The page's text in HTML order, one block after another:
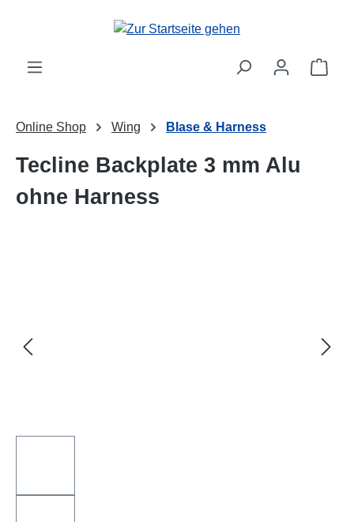
Zum Hauptinhalt springen
Online Shop Wing Blase & Harness
Tecline Backplate 3 mm Alu
ohne Harness